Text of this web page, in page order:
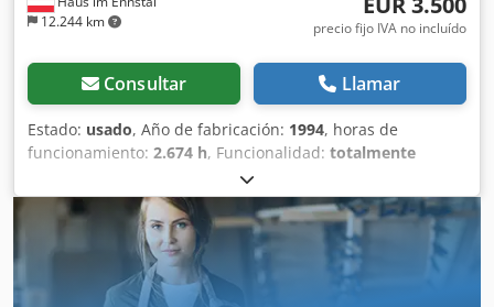
12.244 km
precio fijo IVA no incluído
Consultar Llamar
Estado: usado, Año de fabricación: 1994, horas de
funcionamiento: 2.674 h, Funcionalidad: totalmente
, Atlas Copco XAS 55 Compresor de obra /
Compresor de tornillo - Año 1994 - incluye accesorios
Venta comercial de un compresor móvil Atlas Copco XAS 55
en paquete completo. En venta un compresor de tornillo
fiable y robusto del reconocido fabricante Atlas Copco,
modelo XAS 55. El equipo proviene de la flota de Fischer